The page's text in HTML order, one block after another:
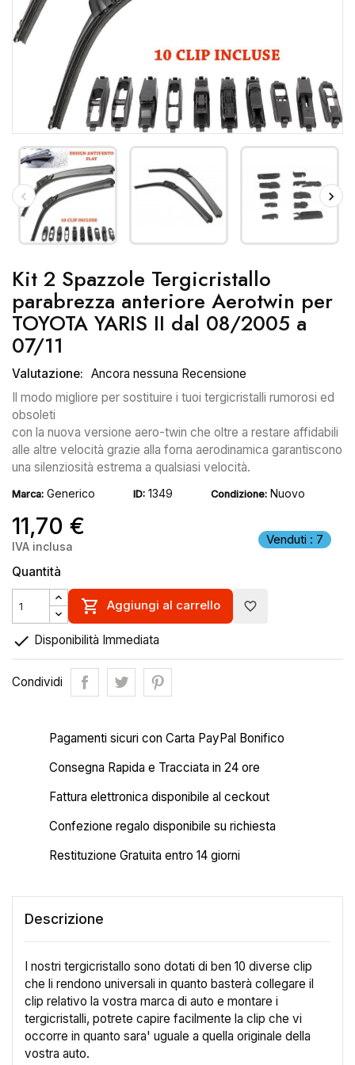
Kit 2 Spazzole Tergicristallo
parabrezza anteriore Aerotwin per
TOYOTA YARIS II dal 08/2005 a
07/11
Valutazione: Ancora nessuna Recensione
Il modo migliore per sostituire i tuoi tergicristalli rumorosi ed
obsoleti
con la nuova versione aero-twin che oltre a restare affidabili
alle altre velocità grazie alla forna aerodinamica garantiscono
una silenziosità estrema a qualsiasi velocità.
Marca: Generico ID: 1349 Condizione: Nuovo
11,70 € Venduti : 7
IVA inclusa
Quantità
 Aggiungi al carrello favorite_border
 Disponibilità Immediata
Condividi
Pagamenti sicuri con Carta PayPal Bonifico
Consegna Rapida e Tracciata in 24 ore
Fattura elettronica disponibile al ceckout
Confezione regalo disponibile su richiesta
Restituzione Gratuita entro 14 giorni
Descrizione
I nostri tergicristallo sono dotati di ben 10 diverse clip
che li rendono universali in quanto basterà collegare il
clip relativo la vostra marca di auto e montare i
tergicristalli, potrete capire facilmente la clip che vi
occorre in quanto sara' uguale a quella originale della
vostra auto.